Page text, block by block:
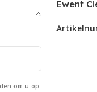
om u op
Ewent